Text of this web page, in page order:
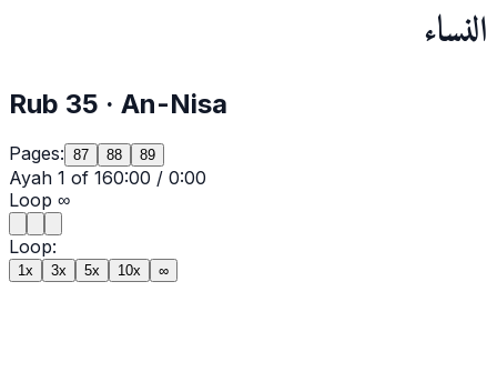
النساء
Rub 35 · An-Nisa
Pages: 87 88 89
Ayah 1 of 160:00 / 0:00
Loop ∞
Loop:
1x 3x 5x 10x ∞